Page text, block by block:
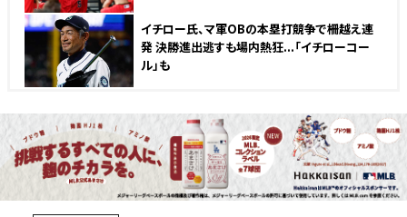
イチロー氏、マ軍OBの本塁打競争で柵越え連
発 決勝進出逃すも場内熱狂...「イチローコー
ル」も